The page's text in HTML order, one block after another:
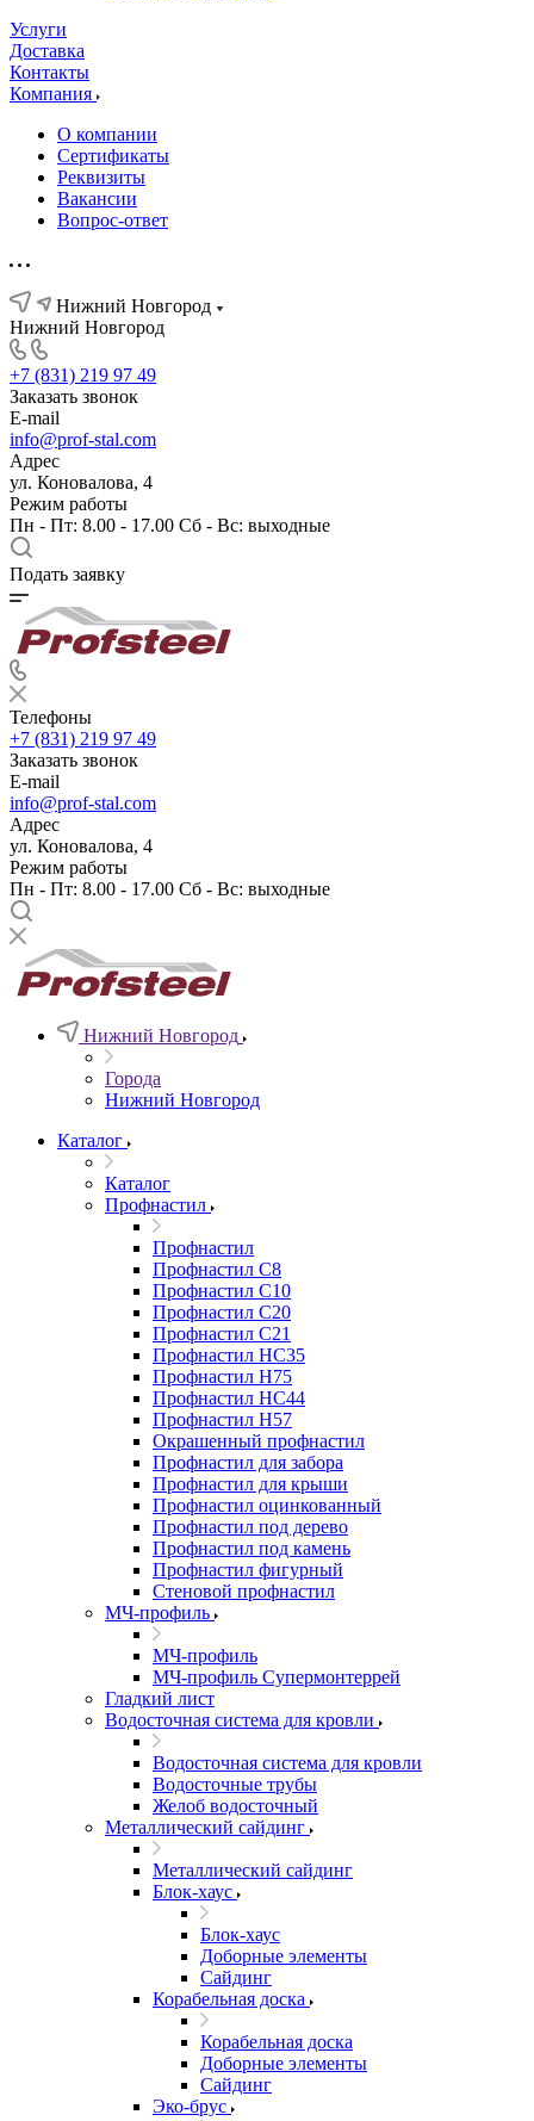
Услуги
Доставка
Контакты
Компания
О компании
Сертификаты
Реквизиты
Вакансии
Вопрос-ответ
Нижний Новгород
Нижний Новгород
+7 (831) 219 97 49
Заказать звонок
E-mail
info@prof-stal.com
Адрес
ул. Коновалова, 4
Режим работы
Пн - Пт: 8.00 - 17.00 Сб - Вс: выходные
Подать заявку
Телефоны
+7 (831) 219 97 49
Заказать звонок
E-mail
info@prof-stal.com
Адрес
ул. Коновалова, 4
Режим работы
Пн - Пт: 8.00 - 17.00 Сб - Вс: выходные
Нижний Новгород
Города
Нижний Новгород
Каталог
Каталог
Профнастил
Профнастил
Профнастил С8
Профнастил С10
Профнастил С20
Профнастил С21
Профнастил НС35
Профнастил Н75
Профнастил HC44
Профнастил Н57
Окрашенный профнастил
Профнастил для забора
Профнастил для крыши
Профнастил оцинкованный
Профнастил под дерево
Профнастил под камень
Профнастил фигурный
Стеновой профнастил
МЧ-профиль
МЧ-профиль
МЧ-профиль Супермонтеррей
Гладкий лист
Водосточная система для кровли
Водосточная система для кровли
Водосточные трубы
Желоб водосточный
Металлический сайдинг
Металлический сайдинг
Блок-хаус
Блок-хаус
Доборные элементы
Сайдинг
Корабельная доска
Корабельная доска
Доборные элементы
Сайдинг
Эко-брус